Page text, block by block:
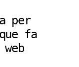
per
fa